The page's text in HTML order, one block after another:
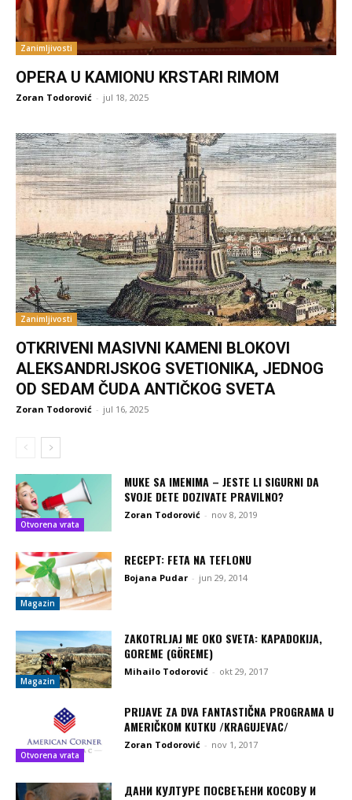
Zanimljivosti
OPERA U KAMIONU KRSTARI RIMOM
Zoran Todorović - jul 18, 2025
Zanimljivosti
OTKRIVENI MASIVNI KAMENI BLOKOVI
ALEKSANDRIJSKOG SVETIONIKA, JEDNOG
OD SEDAM ČUDA ANTIČKOG SVETA
Zoran Todorović - jul 16, 2025
Otvorena vrata
MUKE SA IMENIMA – JESTE LI SIGURNI DA
SVOJE DETE DOZIVATE PRAVILNO?
Zoran Todorović - nov 8, 2019
Magazin
RECEPT: FETA NA TEFLONU
Bojana Pudar - jun 29, 2014
Magazin
ZAKOTRLJAJ ME OKO SVETA: KAPADOKIJA,
GOREME (GÖREME)
Mihailo Todorović - okt 29, 2017
Otvorena vrata
PRIJAVE ZA DVA FANTASTIČNA PROGRAMA U
AMERIČKOM KUTKU /KRAGUJEVAC/
Zoran Todorović - nov 1, 2017
ДАНИ КУЛТУРЕ ПОСВЕЋEНИ КОСОВУ И